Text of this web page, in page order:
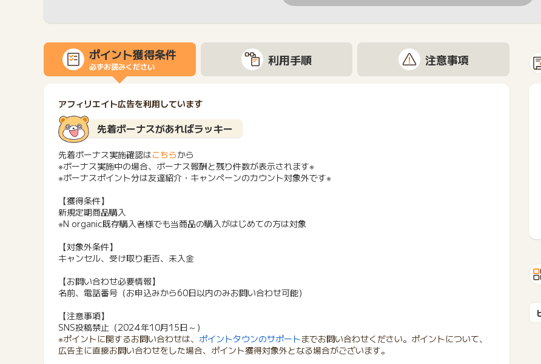
ポイント獲得条件
必ずお読みください 利用手順 注意事項
アフィリエイト広告を利用しています
先着ボーナスがあればラッキー
先着ボーナス実施確認はこちらから
※ボーナス実施中の場合、ボーナス報酬と残り件数が表示されます※
※ボーナスポイント分は友達紹介・キャンペーンのカウント対象外です※
【獲得条件】
新規定期商品購入
※N organic既存購入者様でも当商品の購入がはじめての方は対象
【対象外条件】
キャンセル、受け取り拒否、未入金
【お問い合わせ必要情報】
名前、電話番号（お申込みから60日以内のみお問い合わせ可能）
【注意事項】
SNS投稿禁止（2024年10月15日～）
※ポイントに関するお問い合わせは、 ポイントタウンのサポートまでお問い合わせください。ポイントについて、
広告主に直接お問い合わせをした場合、ポイント獲得対象外となる場合がございます。